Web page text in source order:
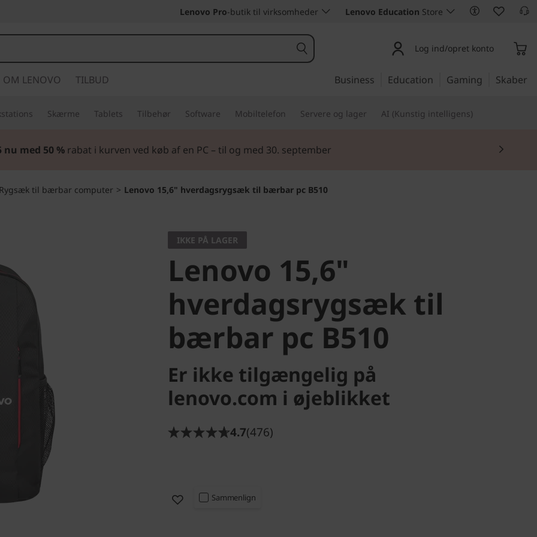
Lenovo Pro-butik til virksomheder Lenovo Education Store
Log ind/opret konto
OM LENOVO TILBUD Business Education Gaming Skaber
Skærme Tablets Tilbehør Software Mobiltelefon Servere og lager AI (Kunstig intelligens)
med 50 %rabat i kurven ved køb af en PC – til og med 30. september
Rygsæk til bærbar computer > Lenovo 15,6" hverdagsrygsæk til bærbar pc B510
IKKE PÅ LAGER
Lenovo 15,6"
hverdagsrygsæk til
bærbar pc B510
Er ikke tilgængelig på
lenovo.com i øjeblikket
4.7(476)
Sammenlign